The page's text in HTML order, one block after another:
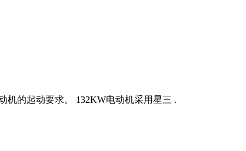
机的起动要求。 132KW电动机采用星三 .